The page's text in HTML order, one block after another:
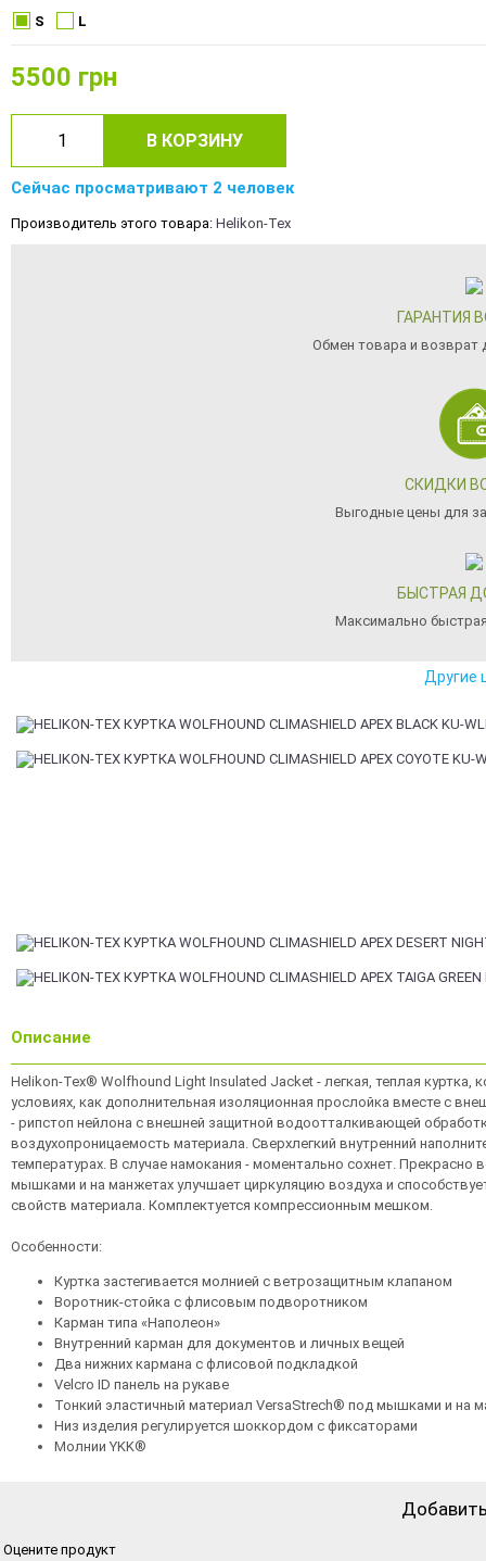
S L
5500 грн
В КОРЗИНУ
Сейчас просматривают 2 человек
Производитель этого товара: Helikon-Tex
ГАРАНТИЯ
Обмен товара и возврат
СКИДКИ
Выгодные цены для
БЫСТРАЯ
Максимально
Другие
Описание
Helikon-Tex® Wolfhound Light Insulated Jacket - легкая, теплая
условиях, как дополнительная изоляционная прослойка вместе с
- рипстоп нейлона с внешней защитной водоотталкивающей
воздухопроницаемость материала. Сверхлегкий внутренний
температурах. В случае намокания - моментально сохнет.
мышками и на манжетах улучшает циркуляцию воздуха и
свойств материала. Комплектуется компрессионным мешком.
Особенности:
Куртка застегивается молнией с ветрозащитным клапаном
Воротник-стойка с флисовым подворотником
Карман типа «Наполеон»
Внутренний карман для документов и личных вещей
Два нижних кармана с флисовой подкладкой
Velcro ID панель на рукаве
Тонкий эластичный материал VersaStrech® под мышками и на
Низ изделия регулируется шоккордом с фиксаторами
Молнии YKK®
Оцените продукт